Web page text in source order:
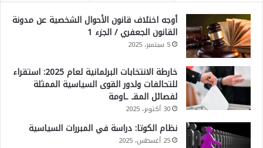
أوجه اختلاف قانون الأحوال الشخصية عن مدونة
القانون الجعفري / الجزء 1
5 سبتمبر، 2025
خارطة الانتخابات البرلمانية لعام 2025: استقراء
للتحالفات ولدور القوى السياسية الممثلة
لفصائل المقـ ـاومة
30 أكتوبر، 2025
نظام الكوتا: دراسة في المبررات السياسية
25 أغسطس، 2025